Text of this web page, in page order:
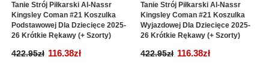
Tanie Strój Piłkarski Al-Nassr
Kingsley Coman #21 Koszulka
Podstawowej Dla Dziecięce 2025-
26 Krótkie Rękawy (+ Szorty)
422.95zł 116.38zł
Tanie Strój Piłkarski Al-Nassr
Kingsley Coman #21 Koszulka
Wyjazdowej Dla Dziecięce 2025-
26 Krótkie Rękawy (+ Szorty)
422.95zł 116.38zł